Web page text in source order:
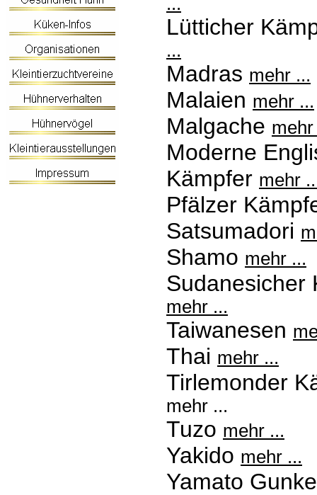
Lütticher
...
Madras mehr ...
Malaien mehr ...
Malgache
Moderne
Kämpfer mehr
Pfälzer
Satsumadori
Shamo mehr ...
Sudanesicher
mehr ...
Taiwanesen
Thai mehr ...
Tirlemonder
mehr ...
Tuzo mehr ...
Yakido mehr ...
Yamato